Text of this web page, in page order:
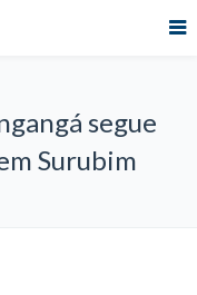
segue
Surubim